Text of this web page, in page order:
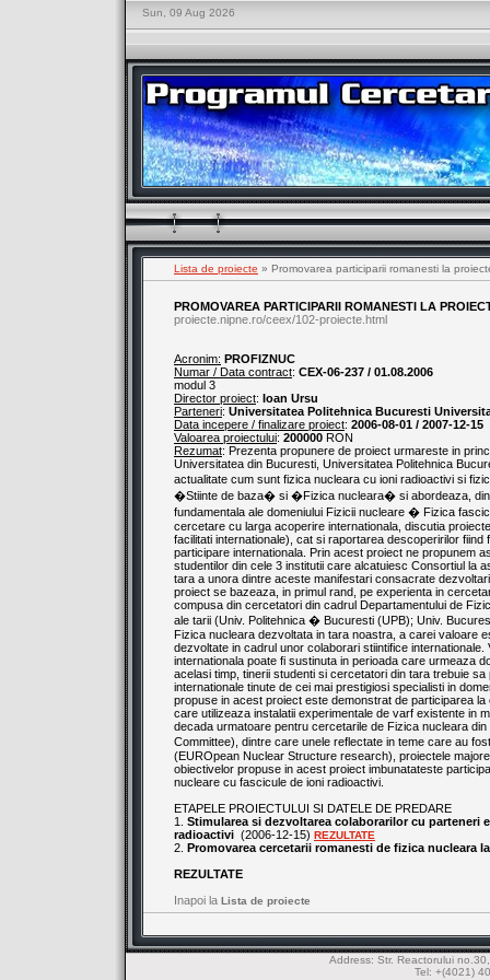
Sun, 09 Aug 2026
Lista de proiecte » Promovarea participarii romanesti la
PROMOVAREA PARTICIPARII ROMANESTI LA
proiecte.nipne.ro/ceex/102-proiecte.html
Acronim: PROFIZNUC
Numar / Data contract: CEX-06-237 / 01.08.2006
modul 3
Director proiect: Ioan Ursu
Parteneri: Universitatea Politehnica Bucuresti
Data incepere / finalizare proiect: 2006-08-01 / 2007-12-15
Valoarea proiectului: 200000 RON
Rezumat: Prezenta propunere de proiect urmareste in
Universitatea din Bucuresti, Universitatea Politehnica
actualitate cum sunt fizica nucleara cu ioni radioactivi si
�Stiinte de baza� si �Fizica nucleara� si abordeaza,
fundamentala ale domeniului Fizicii nucleare � Fizica
cercetare cu larga acoperire internationala, discutia
facilitati internationale), cat si raportarea descoperirilor
participare internationala. Prin acest proiect ne propunem
studentilor din cele 3 institutii care alcatuiesc Consortiul la
tara a unora dintre aceste manifestari consacrate
proiect se bazeaza, in primul rand, pe experienta in
compusa din cercetatori din cadrul Departamentului de
ale tarii (Univ. Politehnica � Bucuresti (UPB); Univ.
Fizica nucleara dezvoltata in tara noastra, a carei valoare
dezvoltate in cadrul unor colaborari stiintifice
internationala poate fi sustinuta in perioada care urmeaza
acelasi timp, tinerii studenti si cercetatori din tara trebuie
internationale tinute de cei mai prestigiosi specialisti in
propuse in acest proiect este demonstrat de participarea
care utilizeaza instalatii experimentale de varf existente in
decada urmatoare pentru cercetarile de Fizica nucleara
Committee), dintre care unele reflectate in teme care au
(EUROpean Nuclear Structure research), proiectele
obiectivelor propuse in acest proiect imbunatateste
nucleare cu fascicule de ioni radioactivi.
ETAPELE PROIECTULUI SI DATELE DE PREDARE
1. Stimularea si dezvoltarea colaborarilor cu
radioactivi (2006-12-15) REZULTATE
2. Promovarea cercetarii romanesti de fizica nucleara
REZULTATE
Inapoi la Lista de proiecte
Address: Str. Reactorului
Tel: +(4021)